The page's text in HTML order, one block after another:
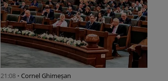
21:08 • Cornel Ghimeșan